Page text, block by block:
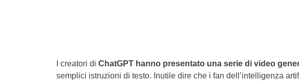
I creatori di ChatGPT hanno presentato una serie di video
semplici istruzioni di testo. Inutile dire che i fan dell’intelligenza